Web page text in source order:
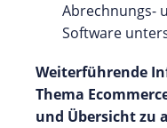
Abrechnungs-
Software
Weiterführende
Thema
und Übersicht zu